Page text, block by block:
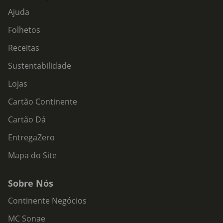
Ajuda
Folhetos
Receitas
Sustentabilidade
Lojas
Cartão Continente
Cartão Dá
EntregaZero
Mapa do Site
Sobre Nós
Continente Negócios
MC Sonae